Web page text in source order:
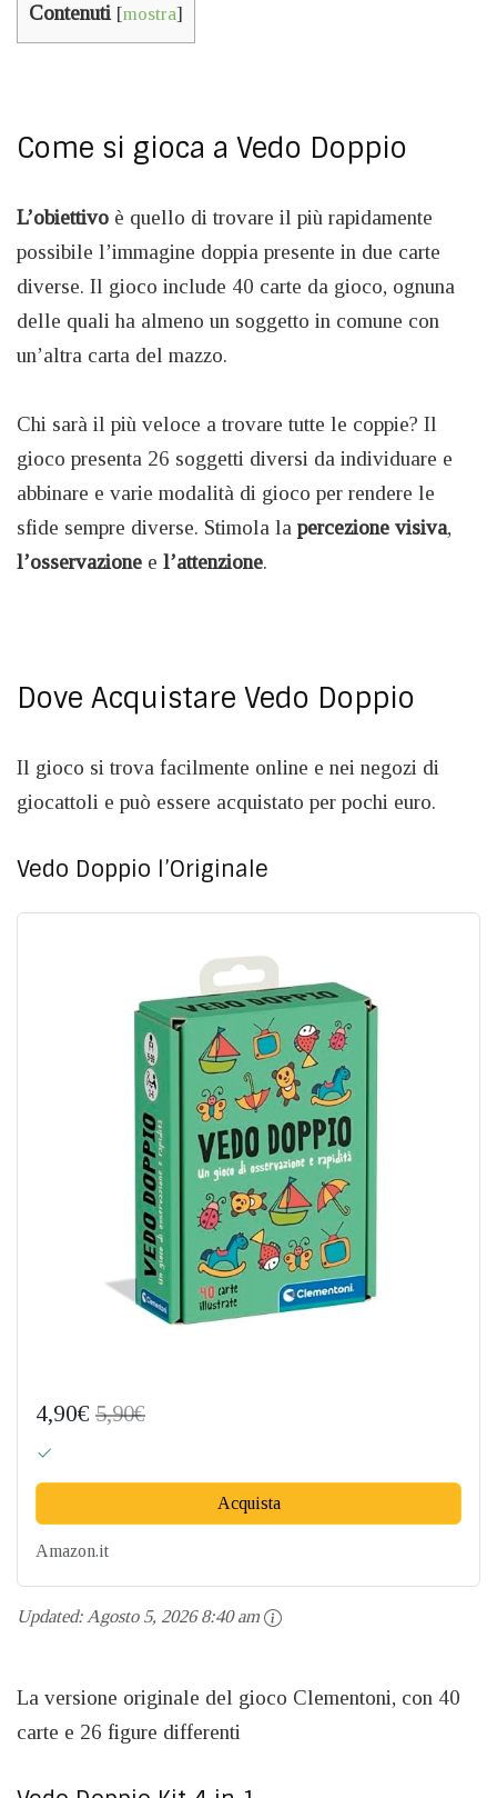
Contenuti [mostra]
Come si gioca a Vedo Doppio
L’obiettivo è quello di trovare il più rapidamente
possibile l’immagine doppia presente in due carte
diverse. Il gioco include 40 carte da gioco, ognuna
delle quali ha almeno un soggetto in comune con
un’altra carta del mazzo.
Chi sarà il più veloce a trovare tutte le coppie? Il
gioco presenta 26 soggetti diversi da individuare e
abbinare e varie modalità di gioco per rendere le
sfide sempre diverse. Stimola la percezione visiva,
l’osservazione e l’attenzione.
Dove Acquistare Vedo Doppio
Il gioco si trova facilmente online e nei negozi di
giocattoli e può essere acquistato per pochi euro.
Vedo Doppio l’Originale
4,90€ 5,90€
Acquista
Amazon.it
Updated:Agosto 5, 2026 8:40 am
La versione originale del gioco Clementoni, con 40
carte e 26 figure differenti